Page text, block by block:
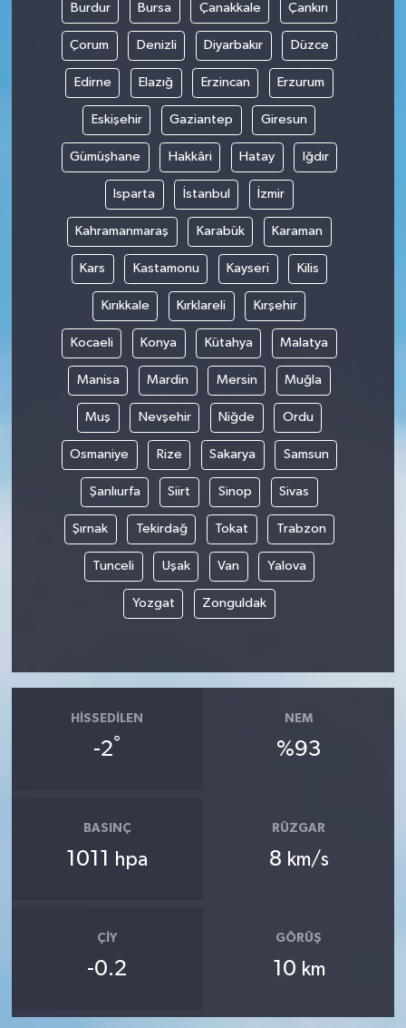
Burdur Bursa Çanakkale Çankırı
Çorum Denizli Diyarbakır Düzce
Edirne Elazığ Erzincan Erzurum
Eskişehir Gaziantep Giresun
Gümüşhane Hakkâri Hatay Iğdır
Isparta İstanbul İzmir
Kahramanmaraş Karabük Karaman
Kars Kastamonu Kayseri Kilis
Kırıkkale Kırklareli Kırşehir
Kocaeli Konya Kütahya Malatya
Manisa Mardin Mersin Muğla
Muş Nevşehir Niğde Ordu
Osmaniye Rize Sakarya Samsun
Şanlıurfa Siirt Sinop Sivas
Şırnak Tekirdağ Tokat Trabzon
Tunceli Uşak Van Yalova
Yozgat Zonguldak
HISSEDILEN
-2°
NEM
%93
BASINÇ
1011 hpa
RÜZGAR
8 km/s
ÇIY
-0.2
GÖRÜŞ
10 km
VİDEO HABER
YAŞAM